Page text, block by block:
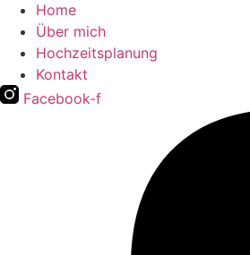
Home
Über mich
Hochzeitsplanung
Kontakt
Facebook-f